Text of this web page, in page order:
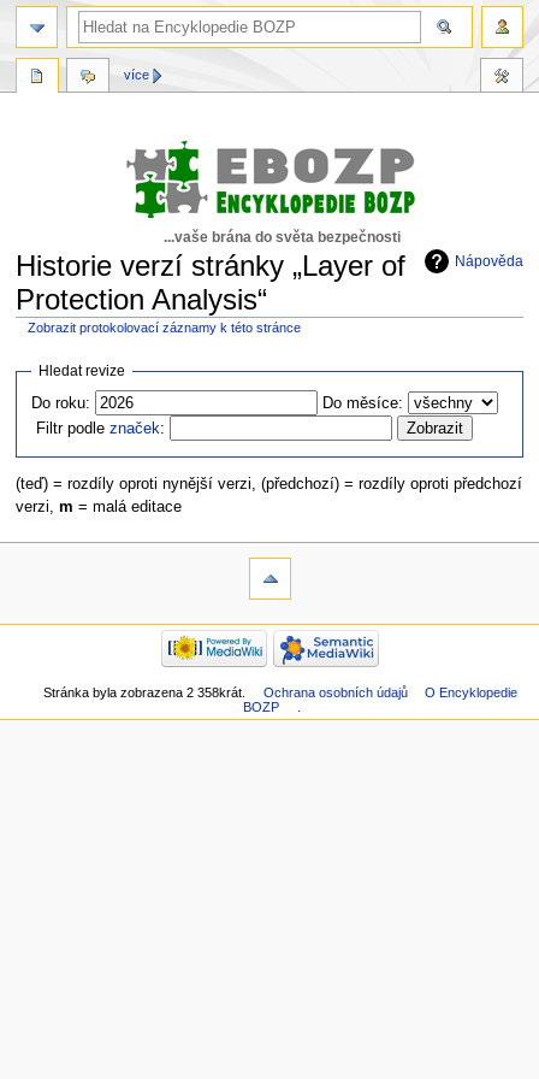
...vaše brána do světa bezpečnosti
Nápověda
Historie verzí stránky „Layer of
Protection Analysis“
Zobrazit protokolovací záznamy k této stránce
Skočit
navigaci
Skočit
vyhledávání
Hledat revize
Do roku:
Do měsíce:
Filtr podleznaček:
(teď) = rozdíly oproti nynější verzi, (předchozí) = rozdíly oproti předchozí
verzi, m = malá editace
více
Stránka byla zobrazena 2 358krát. Ochrana osobních údajů
O Encyklopedie
BOZP